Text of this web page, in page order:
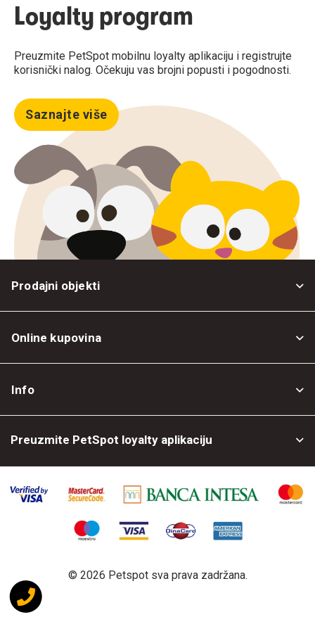
Loyalty program
Preuzmite PetSpot mobilnu loyalty aplikaciju i registrujte
korisnički nalog. Očekuju vas brojni popusti i pogodnosti.
Saznajte više
Prodajni objekti
Online kupovina
Info
Preuzmite PetSpot loyalty aplikaciju
© 2026 Petspot sva prava zadržana.